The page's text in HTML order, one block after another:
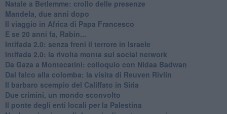
Natale a Betlemme: crollo delle presenze
Mandela, due anni dopo
Il viaggio in Africa di Papa Francesco
E se 20 anni fa, Rabin...
Intifada 2.0: senza freni il terrore in Israele
Intifada 2.0: la rivolta monta sui social network
Da Gaza a Montecatini: colloquio con Nidaa Badwan
Dal falco alla colomba: la visita di Reuven Rivlin
Il barbaro scempio del Califfato in Siria
Due crimini, un mondo sconvolto
Il ponte degli enti locali per la Palestina